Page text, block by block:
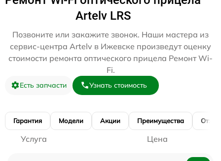
Artelv LRS
Позвоните или закажите звонок. Наши мастера из
сервис-центра Artelv в Ижевске произведут оценку
стоимости ремонта оптического прицела Ремонт Wi-
Fi.
Есть запчасти Узнать стоимость
Гарантия Модели Акции Преимущества
Услуга Цена